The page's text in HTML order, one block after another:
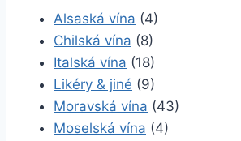
Alsaská vína (4)
Chilská vína (8)
Italská vína (18)
Likéry & jiné (9)
Moravská vína (43)
Moselská vína (4)